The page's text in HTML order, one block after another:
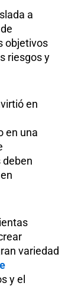
a
de
objetivos
riesgos y
en
en una
deben
variedad
y el